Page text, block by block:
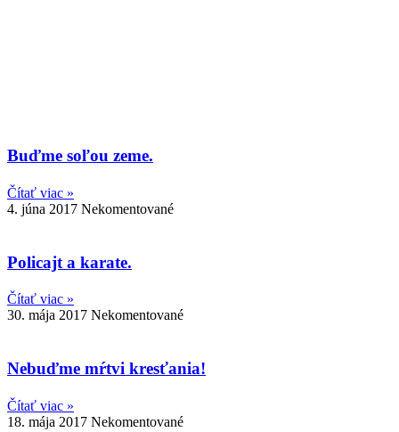
Buďme soľou zeme.
Čítať viac »
4. júna 2017 Nekomentované
Policajt a karate.
Čítať viac »
30. mája 2017 Nekomentované
Nebuďme mŕtvi kresťania!
Čítať viac »
18. mája 2017 Nekomentované